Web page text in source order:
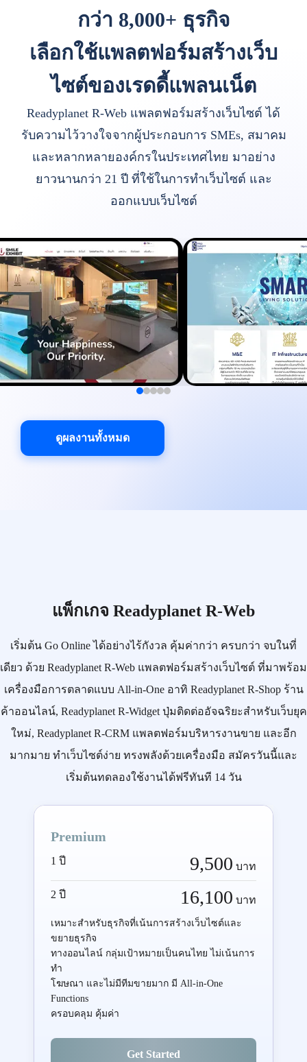
กว่า 8,000+ ธุรกิจ
เลือกใช้แพลตฟอร์มสร้างเว็บ
ไซต์ของเรดดี้แพลนเน็ต
Readyplanet R-Web แพลตฟอร์มสร้างเว็บไซต์ ได้
รับความไว้วางใจจากผู้ประกอบการ SMEs, สมาคม
และหลากหลายองค์กรในประเทศไทย มาอย่าง
ยาวนานกว่า 21 ปี ที่ใช้ในการทำเว็บไซต์ และ
ออกแบบเว็บไซต์
ดูผลงานทั้งหมด
แพ็กเกจ Readyplanet R-Web
เริ่มต้น Go Onlineได้อย่างไร้กังวล คุ้มค่ากว่า ครบกว่า จบในที่
เดียว ด้วย Readyplanet R-Web แพลตฟอร์มสร้างเว็บไซต์ ที่มาพร้อม
เครื่องมือการตลาดแบบ All-in-Oneอาทิ Readyplanet R-Shopร้าน
ค้าออนไลน์, Readyplanet R-Widgetปุ่มติดต่ออัจฉริยะสำหรับเว็บยุค
ใหม่, Readyplanet R-CRMแพลตฟอร์มบริหารงานขาย และอีก
มากมาย ทำเว็บไซต์ง่าย ทรงพลังด้วยเครื่องมือ สมัครวันนี้และ
เริ่มต้นทดลองใช้งานได้ฟรีทันที 14 วัน
Premium
1 ปี 9,500 บาท
2 ปี 16,100 บาท
เหมาะสำหรับธุรกิจที่เน้นการสร้างเว็บไซต์และ
ขยายธุรกิจ
ทางออนไลน์ กลุ่มเป้าหมายเป็นคนไทย ไม่เน้นการ
ทำ
โฆษณา และไม่มีทีมขายมาก มี All-in-One
Functions
ครอบคลุม คุ้มค่า
Get Started